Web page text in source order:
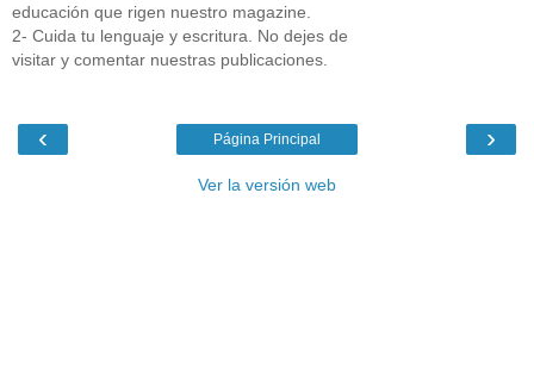
educación que rigen nuestro magazine.
2- Cuida tu lenguaje y escritura. No dejes de
visitar y comentar nuestras publicaciones.
‹ ›
Página Principal
Ver la versión web